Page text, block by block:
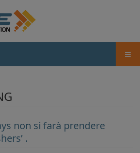
≡
non si farà prendere
.